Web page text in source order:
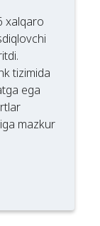
xalqaro
tizimida
ega
mazkur